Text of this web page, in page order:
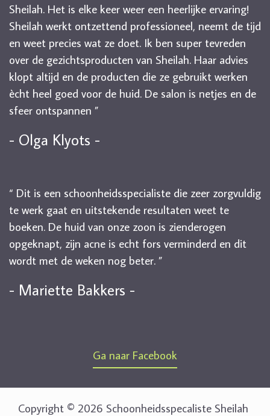
Sheilah. Het is elke keer weer een heerlijke ervaring!
Sheilah werkt ontzettend professioneel, neemt de tijd
en weet precies wat ze doet. Ik ben super tevreden
over de gezichtsproducten van Sheilah. Haar advies
klopt altijd en de producten die ze gebruikt werken
ècht heel goed voor de huid. De salon is netjes en de
sfeer ontspannen ”
- Olga Klyots -
“ Dit is een schoonheidsspecialiste die zeer zorgvuldig
te werk gaat en uitstekende resultaten weet te
boeken. De huid van onze zoon is zienderogen
opgeknapt, zijn acne is echt fors verminderd en dit
wordt met de weken nog beter. ”
- Mariette Bakkers -
Ga naar Facebook
Copyright © 2026 Schoonheidsspecaliste Sheilah